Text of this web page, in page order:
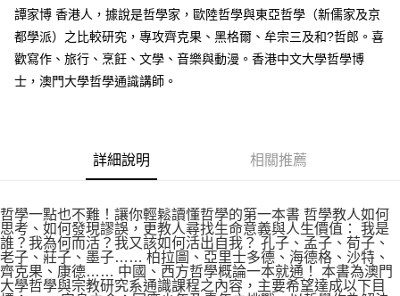
譚家博 香港人，據說是哲學家，歐陸哲學與東亞哲學（新儒家及京
都學派）之比較研究，專攻齊克果、黑格爾、牟宗三及和?哲郎。喜
歡寫作、旅行、烹飪、文學、音樂與動漫。香港中文大學哲學博
士，澳門大學哲學通識講師。
詳細說明 相關推薦
哲學一點也不難！讓你輕鬆讀懂哲學的第一本書 哲學教人如何
思考、如何發現謬誤，更教人尋找生命意義與人生價值： 我是
誰？我為何而活？我又該如何活出自我？ 孔子、孟子、荀子、
老子、莊子、墨子…… 柏拉圖、亞里士多德、海德格、沙特、
齊克果、康德…… 中國、西方哲學概論一本就通！ 本書為澳門
大學哲學與宗教研究系通識課程之內容，主要希望達成以下目